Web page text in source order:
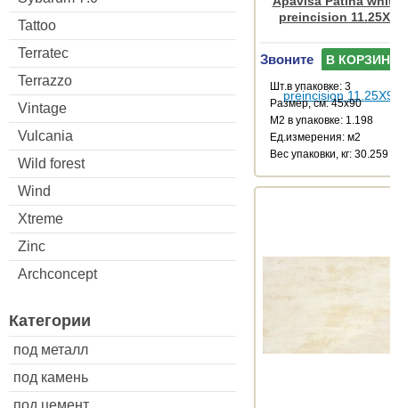
Tattoo
Terratec
Terrazzo
Vintage
Vulcania
Wild forest
Wind
Xtreme
Zinc
Archconcept
Категории
под металл
под камень
под цемент
preincision
Звоните В КОРЗИНУ
Шт.в упаковке: 3
Размер, см: 45x90
М2 в упаковке: 1.198
Ед.измерения: м2
Веc упаковки, кг: 30.259